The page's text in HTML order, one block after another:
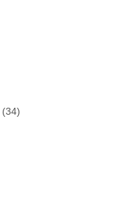
(34)